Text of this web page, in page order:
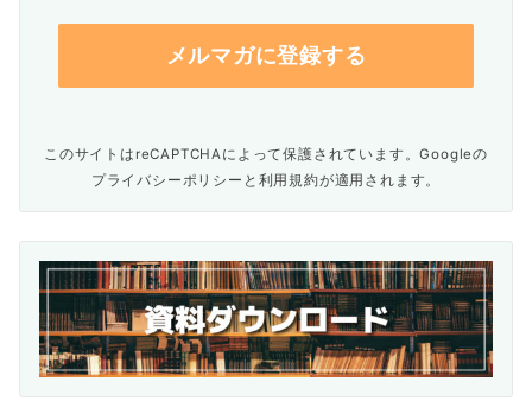
このサイトはreCAPTCHAによって保護されています。Googleの
プライバシーポリシー と 利用規約が適用されます。